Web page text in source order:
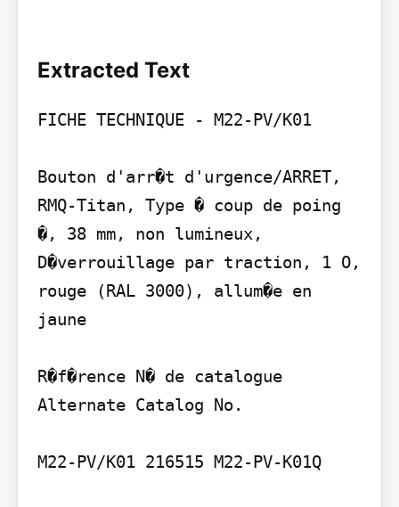
Extracted Text
FICHE TECHNIQUE - M22-PV/K01
Bouton d'arr�t d'urgence/ARRET,
RMQ-Titan, Type � coup de poing
�, 38 mm, non lumineux,
D�verrouillage par traction, 1 O,
rouge (RAL 3000), allum�e en
jaune
R�f�rence N� de catalogue
Alternate Catalog No.
M22-PV/K01 216515 M22-PV-K01Q